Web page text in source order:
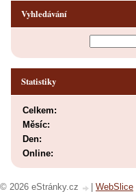
Vyhledávání
Statistiky
Online:
Celkem:
Měsíc:
Den:
© 2026 eStránky.cz WebSlice